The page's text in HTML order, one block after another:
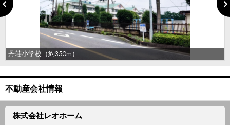
丹荘小学校（約350m）
不動産会社情報
株式会社レオホーム